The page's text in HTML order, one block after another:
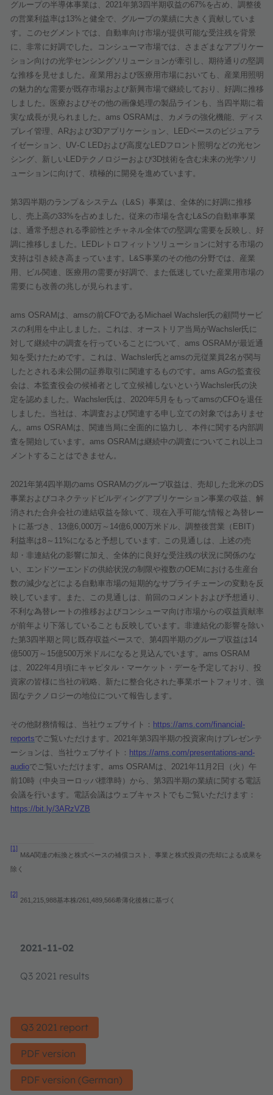
2021-11-02
Q3 2021 results
Q3 2021 report
PDF version
PDF version (German)
グループの半導体事業は、 2021年第3 四半期収益の67% を占め、調整後
の営業利益率は13% と健全で、グループの業績に大きく貢献していま
す。このセグメントでは、自動車向け市場が提供可能な受注残を背景
に、非常に好調でした。コンシューマ市場では、さまざまなアプリケー
ション向けの光学センシングソリューションが牽引し、期待通りの堅調
な推移を見せました。産業用および医療用市場においても、産業用照明
の魅力的な需要が既存市場および新興市場で継続しており、好調に推移
しました。医療およびその他の画像処理の製品ラインも、当四半期に着
実な成長が見られました。 ams OSRAM は、カメラの強化機能、ディス
プレイ管理、 ARおよび3Dアプリケーション、 LEDベースのビジュアラ
イゼーション、 UV‑C LEDおよび高度な LEDフロント照明などの光セン
シング、新しい LEDテクノロジーおよび3D技術を含む未来の光学ソリ
ューションに向けて、積極的に開発を進めています。
第3 四半期のランプ＆システム（ L&S ）事業は、全体的に好調に推移
し、売上高の33% を占めました。従来の市場を含む L&Sの自動車事業
は、通常予想される季節性とチャネル全体での堅調な需要を反映し、好
調に推移しました。
LEDレトロフィットソリューションに対する市場の
支持は引き続き高まっています。
L&S事業のその他の分野では、産業
用、ビル関連、医療用の需要が好調で、また低迷していた産業用市場の
需要にも改善の兆しが見られます。
ams OSRAM は、 amsの前CFOである Michael Wachsler氏の顧問サービ
スの利用を中止しました。これは、オーストリア当局がWachsler氏に
対して継続中の調査を行っていることについて、 ams OSRAM が最近通
知を受けたためです。これは、 Wachsler氏と amsの元従業員 2名が関与
したとされる未公開の証券取引に関連するものです。 ams AGの監査役
会は、本監査役会の候補者として立候補しないという Wachsler氏の決
定を認めました。 Wachsler氏は、 2020年5月をもってamsのCFOを退任
しました。当社は、本調査および関連する申し立ての対象ではありませ
ん。 ams OSRAM は、関連当局に全面的に協力し、本件に関する内部調
査を開始しています。 ams OSRAM は継続中の調査についてこれ以上コ
メントすることはできません。
2021年第4 四半期のams OSRAMのグループ収益は、売却した北米の DS
事業およびコネクテッドビルディングアプリケーション事業の収益、解
消された合弁会社の連結収益を除いて、現在入手可能な情報と為替レー
トに基づき、 13億6,000万～ 14億6,000万米ドル、調整後営業（ EBIT）
利益率は8 ～ 11%になると予想しています
この見通しは、上述の売
却・非連結化の影響に加え、全体的に良好な受注残の状況に関係のな
い、エンドツーエンドの供給状況の制限や複数のOEM における生産台
数の減少などによる自動車市場の短期的なサプライチェーンの変動を反
映しています。また、この見通しは、前回のコメントおよび予想通り、
不利な為替レートの推移およびコンシューマ向け市場からの収益貢献率
が前年より下落していることも反映しています。非連結化の影響を除い
た第3 四半期と同じ既存収益ベースで、第4 四半期のグループ収益は14
億500万～ 15億500万米ドルになると見込んでいます。 ams OSRAM
は、 2022年4月頃にキャピタル・マーケット・デーを予定しており、投
資家の皆様に当社の戦略、新たに整合化された事業ポートフォリオ、強
固なテクノロジーの地位について報告します。
その他財務情報は、当社ウェブサイト： https://ams.com/financial-
reportsでご覧いただけます。 2021年第3 四半期の投資家向けプレゼンテ
ーションは、当社ウェブサイト： https://ams.com/presentations-and-
audioでご覧いただけます。 ams OSRAM は、 2021年11月 2 日（火）午
前10時（中央ヨーロッパ標準時）から、第3 四半期の業績に関する電話
会議を行います。電話会議はウェブキャストでもご覧いただけます：
https://bit.ly/3ARzVZB
[1]
M&A関連の転換と株式ベースの補償コスト、事業と株式投資の売却による成果を
除く
[2]
261,215,988基本株/261,489,566希薄化後株に基づく